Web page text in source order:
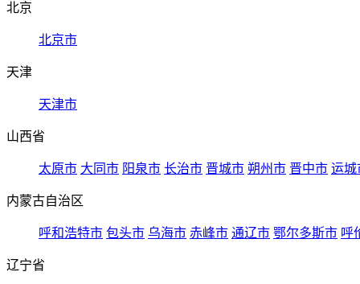
北京
北京市
天津
天津市
山西省
太原市 大同市 阳泉市 长治市 晋城市 朔州市 晋中市 运城
内蒙古自治区
呼和浩特市 包头市 乌海市 赤峰市 通辽市 鄂尔多斯市 呼
辽宁省